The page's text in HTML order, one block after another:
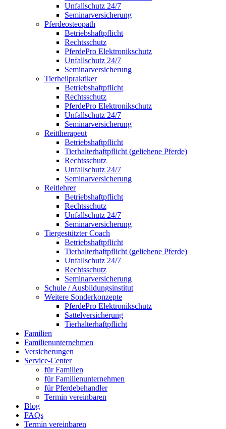
Unfallschutz 24/7
Seminarversicherung
Pferdeosteopath
Betriebshaftpflicht
Rechtsschutz
PferdePro Elektronikschutz
Unfallschutz 24/7
Seminarversicherung
Tierheilpraktiker
Betriebshaftpflicht
Rechtsschutz
PferdePro Elektronikschutz
Unfallschutz 24/7
Seminarversicherung
Reittherapeut
Betriebshaftpflicht
Tierhalterhaftpflicht (geliehene Pferde)
Rechtsschutz
Unfallschutz 24/7
Seminarversicherung
Reitlehrer
Betriebshaftpflicht
Rechtsschutz
Unfallschutz 24/7
Seminarversicherung
Tiergestützter Coach
Betriebshaftpflicht
Tierhalterhaftpflicht (geliehene Pferde)
Unfallschutz 24/7
Rechtsschutz
Seminarversicherung
Schule / Ausbildungsinstitut
Weitere Sonderkonzepte
PferdePro Elektronikschutz
Sattelversicherung
Tierhalterhaftpflicht
Familien
Familienunternehmen
Versicherungen
Service-Center
für Familien
für Familienunternehmen
für Pferdebehandler
Termin vereinbaren
Blog
FAQs
Termin vereinbaren